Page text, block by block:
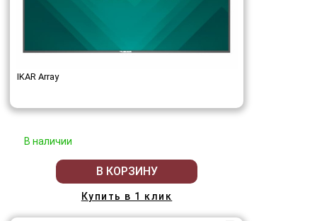
IKAR Array
В наличии
В КОРЗИНУ
Купить в 1 клик